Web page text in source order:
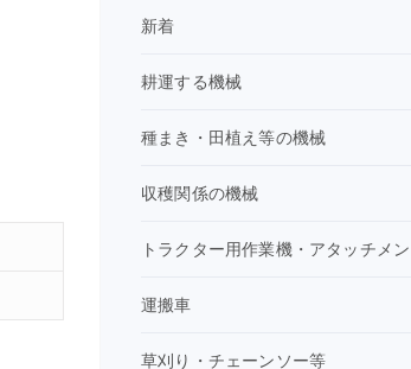
新着
耕運する機械
種まき・田植え等の機械
収穫関係の機械
トラクター用作業機・アタッチメン
運搬車
草刈り・チェーンソー等